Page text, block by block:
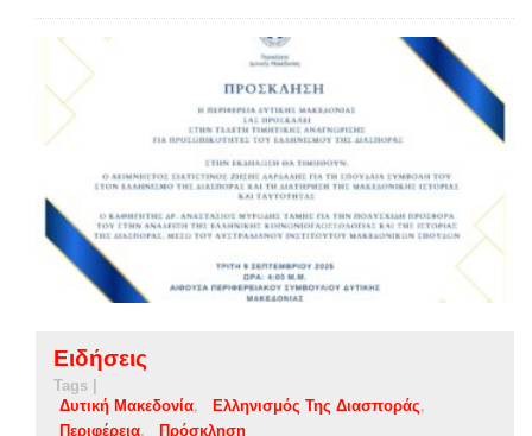
Ειδήσεις
Tags |
Δυτική Μακεδονία
Ελληνισμός Της Διασποράς
Περιφέρεια
Πρόσκληση